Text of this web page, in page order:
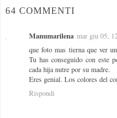
64 COMMENTI
Manumarilena mar giu 05,
que foto mas tierna que ver
Tu has conseguido con este
cada hija nutre por su madre.
Eres genial. Los colores del
Rispondi